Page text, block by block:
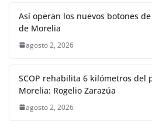
Así operan los nuevos botones
de Morelia
agosto 2, 2026
SCOP rehabilita 6 kilómetros del
Morelia: Rogelio Zarazúa
agosto 2, 2026